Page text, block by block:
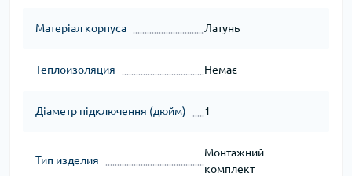
Матеріал корпуса Латунь
Теплоизоляция Немає
Діаметр підключення (дюйм) 1
Тип изделия
Монтажний
комплект